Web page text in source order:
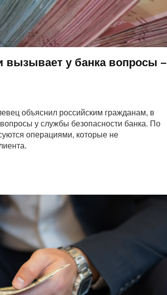
вызывает у банка вопросы –
объяснил российским гражданам, в
у службы безопасности банка. По
операциями, которые не